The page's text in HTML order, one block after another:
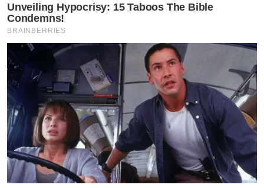
Unveiling Hypocrisy: 15 Taboos The Bible
Condemns!
BRAINBERRIES